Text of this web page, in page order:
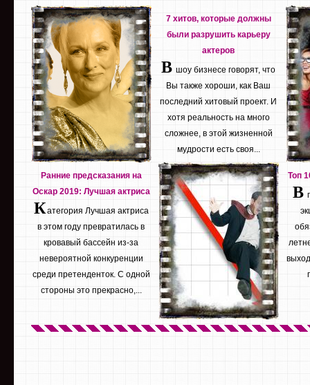
Ранние предсказания на
Оскар 2019: Лучшая актриса
Категория Лучшая актриса
в этом году превратилась в
кровавый бассейн из-за
невероятной конкуренции
среди претенденток. С одной
стороны это прекрасно,...
7 хитов, которые должны
были разрушить карьеру
актеров
В шоу бизнесе говорят, что
Вы также хороши, как Ваш
последний хитовый проект. И
хотя реальность на много
сложнее, в этой жизненной
мудрости есть своя...
Топ
В